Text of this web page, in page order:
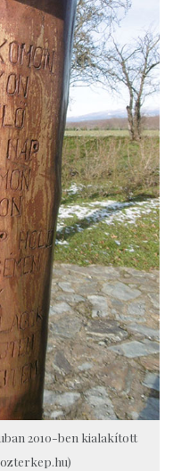
2010-ben kialakított